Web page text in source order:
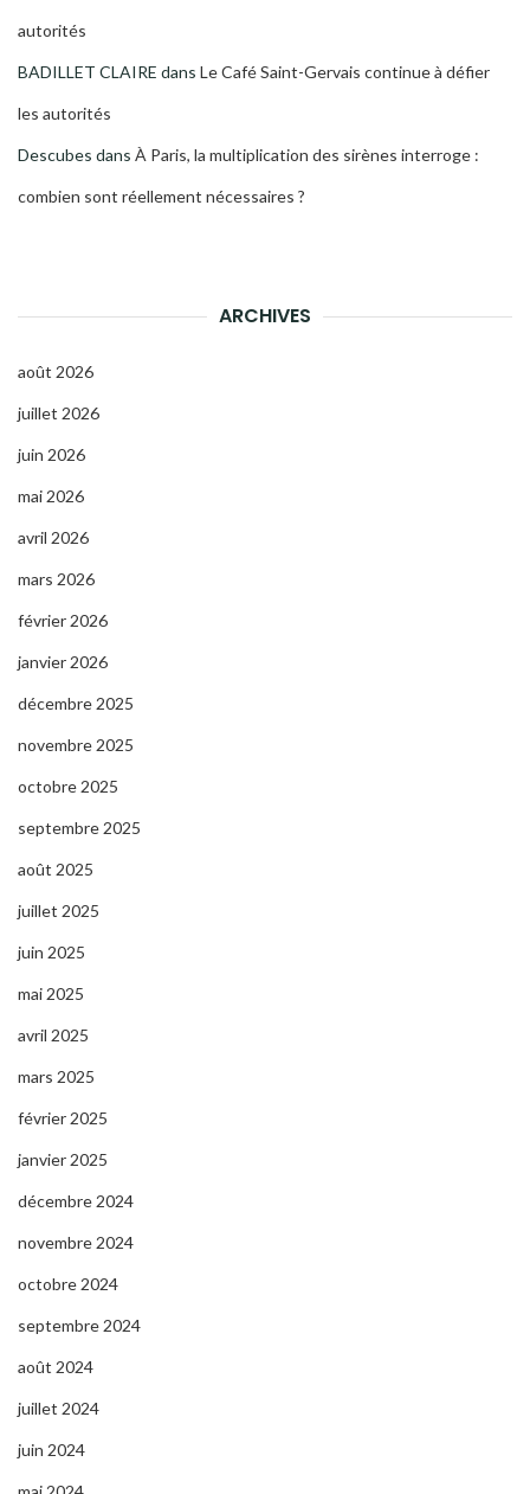
autorités
BADILLET CLAIRE dans Le Café Saint-Gervais continue à défier
les autorités
Descubes dans À Paris, la multiplication des sirènes interroge :
combien sont réellement nécessaires ?
ARCHIVES
août 2026
juillet 2026
juin 2026
mai 2026
avril 2026
mars 2026
février 2026
janvier 2026
décembre 2025
novembre 2025
octobre 2025
septembre 2025
août 2025
juillet 2025
juin 2025
mai 2025
avril 2025
mars 2025
février 2025
janvier 2025
décembre 2024
novembre 2024
octobre 2024
septembre 2024
août 2024
juillet 2024
juin 2024